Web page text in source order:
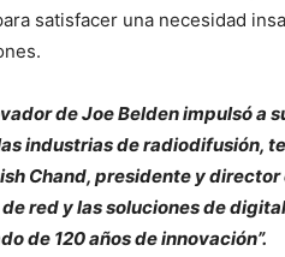
satisfacer una necesidad
de Joe Belden impulsó a
industrias de radiodifusión,
Chand, presidente y
red y las soluciones de
de 120 años de innovación”.